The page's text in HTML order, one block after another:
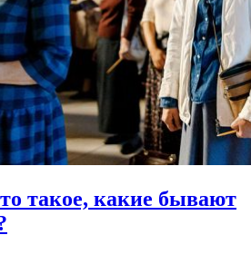
такое, какие бывают